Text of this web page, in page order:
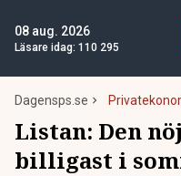
08 aug. 2026
Läsare idag: 110 295
Dagensps.se
Listan: Den
billigast i